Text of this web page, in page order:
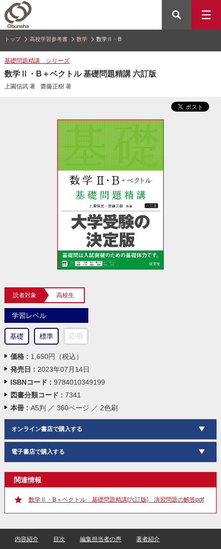
トップ 高校学習参考書 数学 数学Ⅱ・B
基礎問題精講 シリーズ
数学Ⅱ・B＋ベクトル 基礎問題精講 六訂版
上園信武 著 齋藤正樹 著
読者対象 高校生
学習レベル
基礎 標準 応用
価格 : 1,650円（税込）
発売日 : 2023年07月14日
ISBNコード : 9784010349199
図書分類コード : 7341
本冊 : A5判 ／ 360ページ ／ 2色刷
オンライン書店で購入する
電子書店で購入する
関連情報
数学Ⅱ・B＋ベクトル 基礎問題精講[六訂版] 演習問題の解答pdf
内容紹介 目次 編集担当者の声 著者紹介